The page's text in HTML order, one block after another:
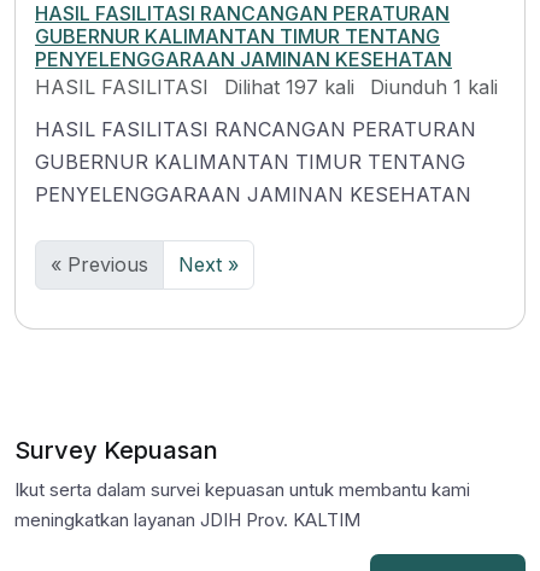
HASIL FASILITASI RANCANGAN PERATURAN
GUBERNUR KALIMANTAN TIMUR TENTANG
PENYELENGGARAAN JAMINAN KESEHATAN
HASIL FASILITASI
Dilihat 197 kali
Diunduh 1 kali
HASIL FASILITASI RANCANGAN PERATURAN
GUBERNUR KALIMANTAN TIMUR TENTANG
PENYELENGGARAAN JAMINAN KESEHATAN
« Previous Next »
Survey Kepuasan
Ikut serta dalam survei kepuasan untuk membantu kami
meningkatkan layanan JDIH Prov. KALTIM